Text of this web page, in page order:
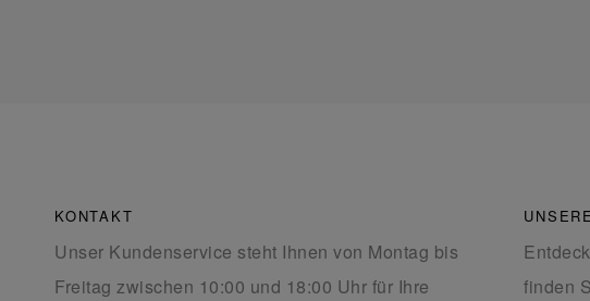
KONTAKT
Unser Kundenservice steht Ihnen von Montag bis
Freitag zwischen 10:00 und 18:00 Uhr für Ihre
finden